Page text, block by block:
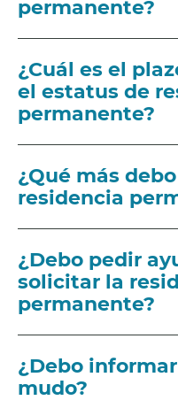
permanente?
¿Cuál es el
el estatus de
permanente?
¿Qué más
residencia
¿Debo pedir
solicitar la
permanente?
¿Debo informar
mudo?